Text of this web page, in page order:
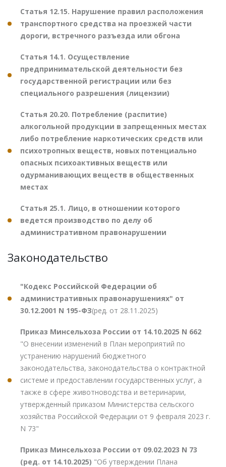
Статья 12.15. Нарушение правил расположения
транспортного средства на проезжей части
дороги, встречного разъезда или обгона
Статья 14.1. Осуществление
предпринимательской деятельности без
государственной регистрации или без
специального разрешения (лицензии)
Статья 20.20. Потребление (распитие)
алкогольной продукции в запрещенных местах
либо потребление наркотических средств или
психотропных веществ, новых потенциально
опасных психоактивных веществ или
одурманивающих веществ в общественных
местах
Статья 25.1. Лицо, в отношении которого
ведется производство по делу об
административном правонарушении
Законодательство
"Кодекс Российской Федерации об
административных правонарушениях" от
30.12.2001 N 195-ФЗ(ред. от 28.11.2025)
Приказ Минсельхоза России от 14.10.2025 N 662
"О внесении изменений в План мероприятий по
устранению нарушений бюджетного
законодательства, законодательства о контрактной
системе и предоставлении государственных услуг, а
также в сфере животноводства и ветеринарии,
утвержденный приказом Министерства сельского
хозяйства Российской Федерации от 9 февраля 2023 г.
N 73"
Приказ Минсельхоза России от 09.02.2023 N 73
(ред. от 14.10.2025) "Об утверждении Плана